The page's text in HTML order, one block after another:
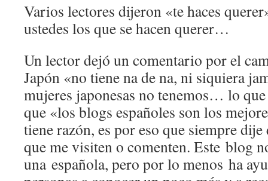
Varios lectores dijeron «te haces
ustedes los que se hacen querer…
Un lector dejó un comentario por el
Japón «no tiene na de na, ni siquiera
mujeres japonesas no tenemos… lo
que «los blogs españoles son los
tiene razón, es por eso que siempre dije
que me visiten o comenten. Este blog
una española, pero por lo menos ha